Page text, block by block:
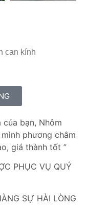
can kính
bạn, Nhôm
mình phương châm
giá thành tốt ”
PHỤC VỤ QUÝ
SỰ HÀI LÒNG